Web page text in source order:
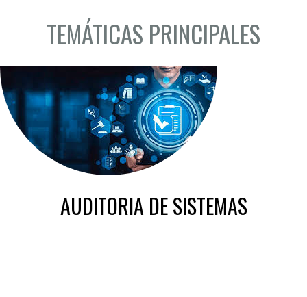
TEMÁTICAS PRINCIPALES
AUDITORIA DE SISTEMAS